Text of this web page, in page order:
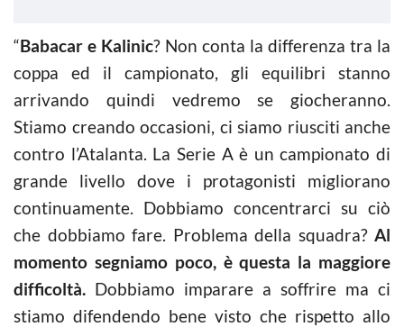
“Babacar e Kalinic? Non conta la differenza tra la
coppa ed il campionato, gli equilibri stanno
arrivando quindi vedremo se giocheranno.
Stiamo creando occasioni, ci siamo riusciti anche
contro l’Atalanta. La Serie A è un campionato di
grande livello dove i protagonisti migliorano
continuamente. Dobbiamo concentrarci su ciò
che dobbiamo fare. Problema della squadra? Al
momento segniamo poco, è questa la maggiore
difficoltà. Dobbiamo imparare a soffrire ma ci
stiamo difendendo bene visto che rispetto allo